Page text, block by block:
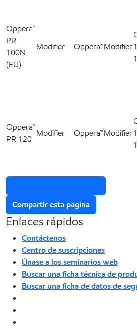
Oppera™
PR
100N
(EU)
Modifier Oppera™Modifier
Oppera™
PR 120
Modifier Oppera™Modifier
Compartir esta pagina
Enlaces rápidos
Contáctenos
Centro de suscripciones
Únase a los seminarios web
Buscar una ficha técnica de
Buscar una ficha de datos de